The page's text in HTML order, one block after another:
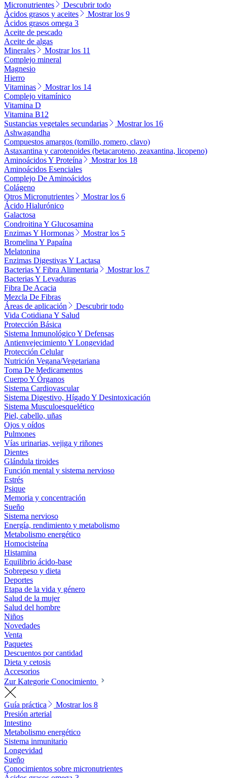
Micronutrientes
Descubrir todo
Ácidos grasos y aceites
Mostrar los 9
Ácidos grasos omega 3
Aceite de pescado
Aceite de algas
Minerales
Mostrar los 11
Complejo mineral
Magnesio
Hierro
Vitaminas
Mostrar los 14
Complejo vitamínico
Vitamina D
Vitamina B12
Sustancias vegetales secundarias
Mostrar los 16
Ashwagandha
Compuestos amargos (tomillo, romero, clavo)
Astaxantina y carotenoides (betacaroteno, zeaxantina, licopeno)
Aminoácidos Y Proteína
Mostrar los 18
Aminoácidos Esenciales
Complejo De Aminoácidos
Colágeno
Otros Micronutrientes
Mostrar los 6
Ácido Hialurónico
Galactosa
Condroitina Y Glucosamina
Enzimas Y Hormonas
Mostrar los 5
Bromelina Y Papaína
Melatonina
Enzimas Digestivas Y Lactasa
Bacterias Y Fibra Alimentaria
Mostrar los 7
Bacterias Y Levaduras
Fibra De Acacia
Mezcla De Fibras
Áreas de aplicación
Descubrir todo
Vida Cotidiana Y Salud
Protección Básica
Sistema Inmunológico Y Defensas
Antienvejecimiento Y Longevidad
Protección Celular
Nutrición Vegana/Vegetariana
Toma De Medicamentos
Cuerpo Y Órganos
Sistema Cardiovascular
Sistema Digestivo, Hígado Y Desintoxicación
Sistema Musculoesquelético
Piel, cabello, uñas
Ojos y oídos
Pulmones
Vías urinarias, vejiga y riñones
Dientes
Glándula tiroides
Función mental y sistema nervioso
Estrés
Psique
Memoria y concentración
Sueño
Sistema nervioso
Energía, rendimiento y metabolismo
Metabolismo energético
Homocisteína
Histamina
Equilibrio ácido-base
Sobrepeso y dieta
Deportes
Etapa de la vida y género
Salud de la mujer
Salud del hombre
Niños
Novedades
Venta
Paquetes
Descuentos por cantidad
Dieta y cetosis
Accesorios
Zur Kategorie Conocimiento
Guía práctica
Mostrar los 8
Presión arterial
Intestino
Metabolismo energético
Sistema inmunitario
Longevidad
Sueño
Conocimientos sobre micronutrientes